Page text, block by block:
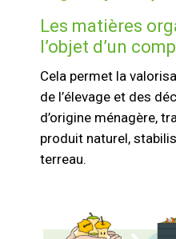
Les matières
l’objet d’un
Cela permet la
de l’élevage et des
d’origine ménagère,
produit naturel,
terreau.